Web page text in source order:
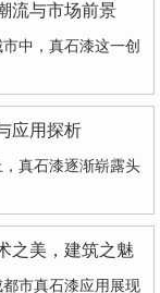
流与市场前景
中，真石漆这一创
应用探析
真石漆逐渐崭露头
之美，建筑之魅
市真石漆应用展现